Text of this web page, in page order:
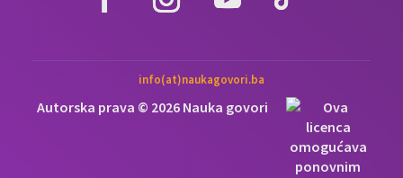
info(at)naukagovori.ba
Autorska prava © 2026 Nauka govori